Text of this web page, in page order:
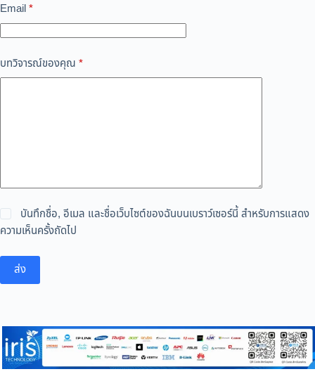
Email*
บทวิจารณ์ของคุณ *
บันทึกชื่อ, อีเมล และชื่อเว็บไซต์ของฉันบนเบราว์เซอร์นี้ สำหรับการแสดง
ความเห็นครั้งถัดไป
ส่ง